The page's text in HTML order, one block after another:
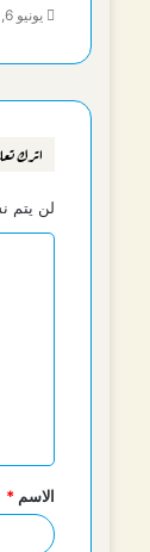
يونيو 6, 2023
اترك
لن يتم
ق
*
الاسم *